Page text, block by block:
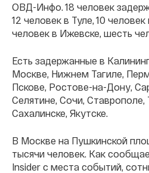
ОВД-Инфо. 18 человек
12 человек в Туле, 10
человек в Ижевске, шесть
Есть задержанные в
Москве, Нижнем Тагиле,
Пскове, Ростове-на-Дону,
Селятине, Сочи, Ставрополе,
Сахалинске, Якутске.
В Москве на Пушкинской
тысячи человек. Как
Insider c места событий,